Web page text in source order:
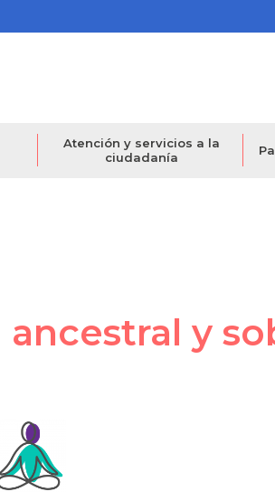
Atención y servicios a la
ciudadanía
y